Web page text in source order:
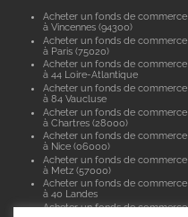
Acheter un fonds de commerce
à Vincennes (94300)
Acheter un fonds de commerce
à Paris (75020)
Acheter un fonds de commerce
à 44 Loire-Atlantique
Acheter un fonds de commerce
à 84 Vaucluse
Acheter un fonds de commerce
à Chartres (28000)
Acheter un fonds de commerce
à Nice (06000)
Acheter un fonds de commerce
à Metz (57000)
Acheter un fonds de commerce
à 40 Landes
Acheter un fonds de commerce